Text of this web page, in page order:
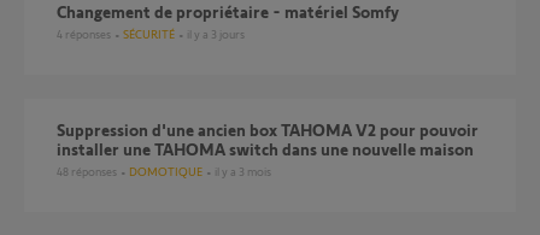
Changement de propriétaire - matériel Somfy
4 réponses SÉCURITÉ il y a 3 jours
Suppression d'une ancien box TAHOMA V2 pour pouvoir
installer une TAHOMA switch dans une nouvelle maison
48 réponses DOMOTIQUE il y a 3 mois